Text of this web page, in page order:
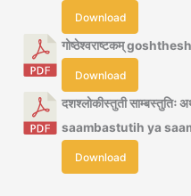
Download
गोष्ठेश्वराष्टकम्
Download
दशश्लोकीस्तुती
saambastutih ya
Download